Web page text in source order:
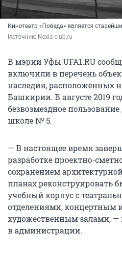
Кинотеатр «Победа» является
Источник: Nexia-club.ru
В мэрии Уфы UFA1.RU
включили в перечень
наследия, расположенных
Башкирии. В августе 2019
безвозмездное
школе № 5.
— В настоящее время
разработке проектно-
сохранением
планах реконструировать
учебный корпус с
отделениями, концертным
художественным залами,
в администрации.